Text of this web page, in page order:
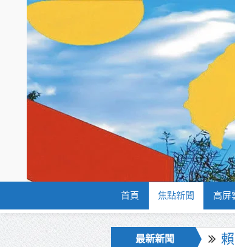
首頁 焦點新聞 高屏
最新新聞